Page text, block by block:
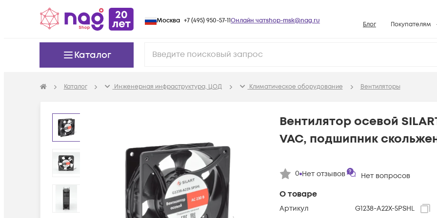
Москва +7 (495) 950-57-11Онлайн чатshop-msk@nag.ru Блог Покупателям
Условия
Возврат
Вопросы и
Конфигураторы
Каталог
Каталог Инженерная инфраструктура, ЦОД Климатичeское оборудование Вентиляторы
О товаре
Артикул
G1238-A22X-5PSHL
Вентилятор осевой
VAC, подшипник
0 Нет отзывов Нет вопросов